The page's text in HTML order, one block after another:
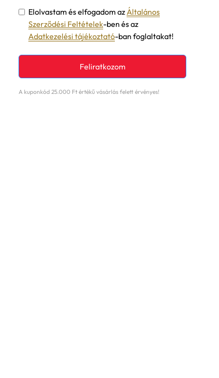
Elolvastam és elfogadom az Általános
Szerződési Feltételek-ben és az
Adatkezelési tájékoztató-ban foglaltakat!
Feliratkozom
A kuponkód 25.000 Ft értékű vásárlás felett érvényes!